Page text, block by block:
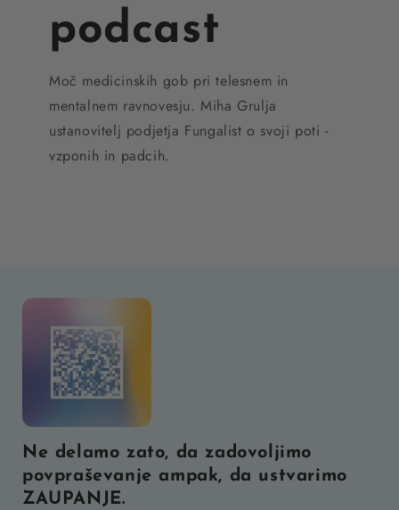
podcast
Moč medicinskih gob pri telesnem in
mentalnem ravnovesju. Miha Grulja
ustanovitelj podjetja Fungalist o svoji poti -
vzponih in padcih.
Ne delamo zato, da zadovoljimo
povpraševanje ampak, da ustvarimo
ZAUPANJE.